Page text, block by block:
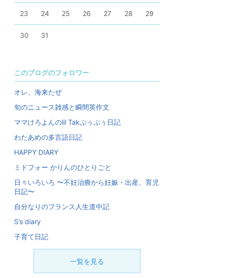
23 24 25 26 27 28 29
30 31
このブログのフォロワー
オレ、海来たぜ
旬のニュース雑感と瞬間英作文
ママけろよんのlil Takぷぅぷぅ日記
わたあめの多言語日記
HAPPY DIARY
ミドフォー かりんのひとりごと
日々いろいろ 〜不妊治療から妊娠・出産、育児
日記〜
自分なりのフランス人生道中記
S’s diary
子育て日記
一覧を見る